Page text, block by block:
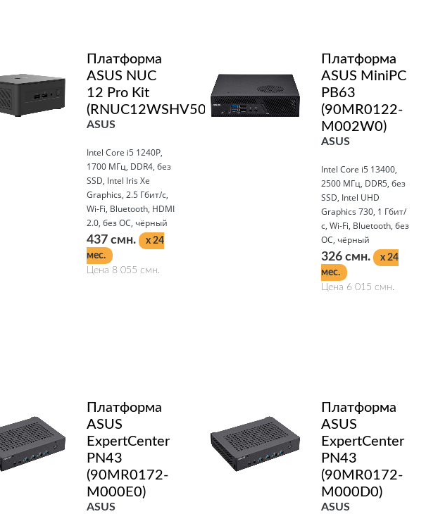
Платформа
ASUS NUC
12 Pro Kit
(RNUC12WSHV50001)
ASUS
Intel Core i5 1240P,
1700 МГц, DDR4, без
SSD, Intel Iris Xe
Graphics, 2.5 Гбит/с,
Wi-Fi, Bluetooth, HDMI
2.0, без ОС, чёрный
437 смн.
x 24
мес.
Цена 8 055 смн.
Платформа
ASUS MiniPC
PB63
(90MR0122-
M002W0)
ASUS
Intel Core i5 13400,
2500 МГц, DDR5, без
SSD, Intel UHD
Graphics 730, 1 Гбит/
с, Wi-Fi, Bluetooth, без
ОС, чёрный
326 смн.
x 24
мес.
Цена 6 015 смн.
Платформа
ASUS
ExpertCenter
PN43
(90MR0172-
M000E0)
ASUS
Платформа
ASUS
ExpertCenter
PN43
(90MR0172-
M000D0)
ASUS